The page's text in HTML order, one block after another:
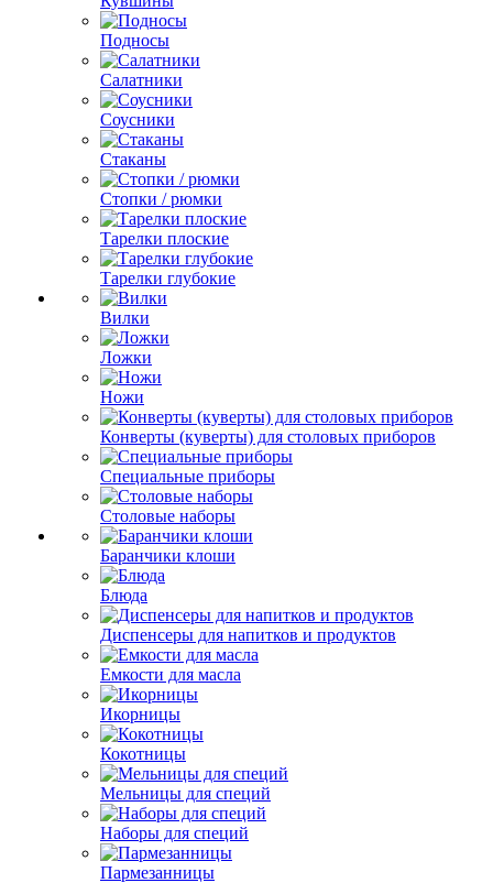
Подносы
Салатники
Соусники
Стаканы
Стопки / рюмки
Тарелки плоские
Тарелки глубокие
Вилки
Ложки
Ножи
Конверты (куверты) для столовых приборов
Специальные приборы
Столовые наборы
Баранчики клоши
Блюда
Диспенсеры для напитков и продуктов
Емкости для масла
Икорницы
Кокотницы
Мельницы для специй
Наборы для специй
Пармезанницы